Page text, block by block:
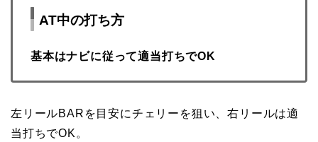
AT中の打ち方
基本はナビに従って適当打ちでOK
左リールBARを目安にチェリーを狙い、右リールは適
当打ちでOK。